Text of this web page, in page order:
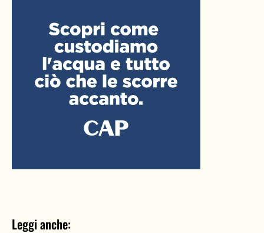
Leggi anche: